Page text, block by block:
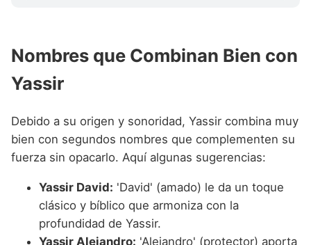
Nombres que Combinan Bien con
Yassir
Debido a su origen y sonoridad, Yassir combina muy
bien con segundos nombres que complementen su
fuerza sin opacarlo. Aquí algunas sugerencias:
Yassir David: 'David' (amado) le da un toque
clásico y bíblico que armoniza con la
profundidad de Yassir.
Yassir Alejandro: 'Alejandro' (protector) aporta